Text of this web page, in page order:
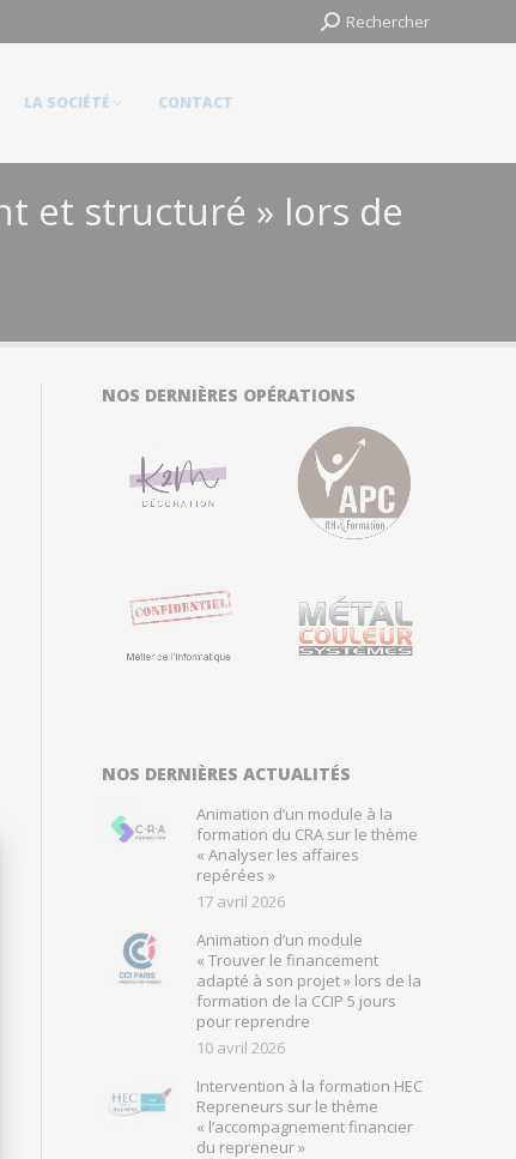
Search:Rechercher
LA SOCIÉTÉ CONTACT
et structuré » lors de
NOS DERNIÈRES OPÉRATIONS
NOS DERNIÈRES ACTUALITÉS
Animation d’un module à la
formation du CRA sur le thème
« Analyser les affaires
repérées »
17 avril 2026
Animation d’un module
« Trouver le financement
adapté à son projet » lors de la
formation de la CCIP 5 jours
pour reprendre
10 avril 2026
Intervention à la formation HEC
Repreneurs sur le thème
« l’accompagnement financier
du repreneur »
Search:Rechercher